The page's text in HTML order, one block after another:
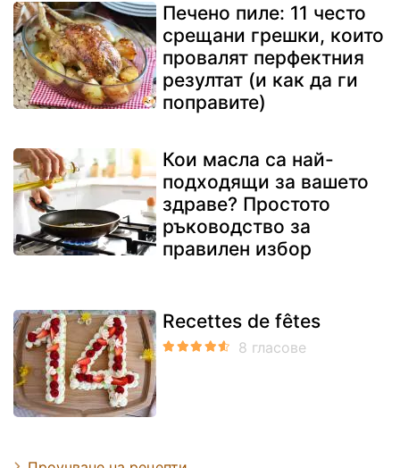
Печено пиле: 11 често
срещани грешки, които
провалят перфектния
резултат (и как да ги
поправите)
Кои масла са най-
подходящи за вашето
здраве? Простото
ръководство за
правилен избор
Recettes de fêtes